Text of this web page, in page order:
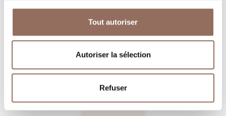
Tout autoriser
Autoriser la sélection
Refuser
Tourisme